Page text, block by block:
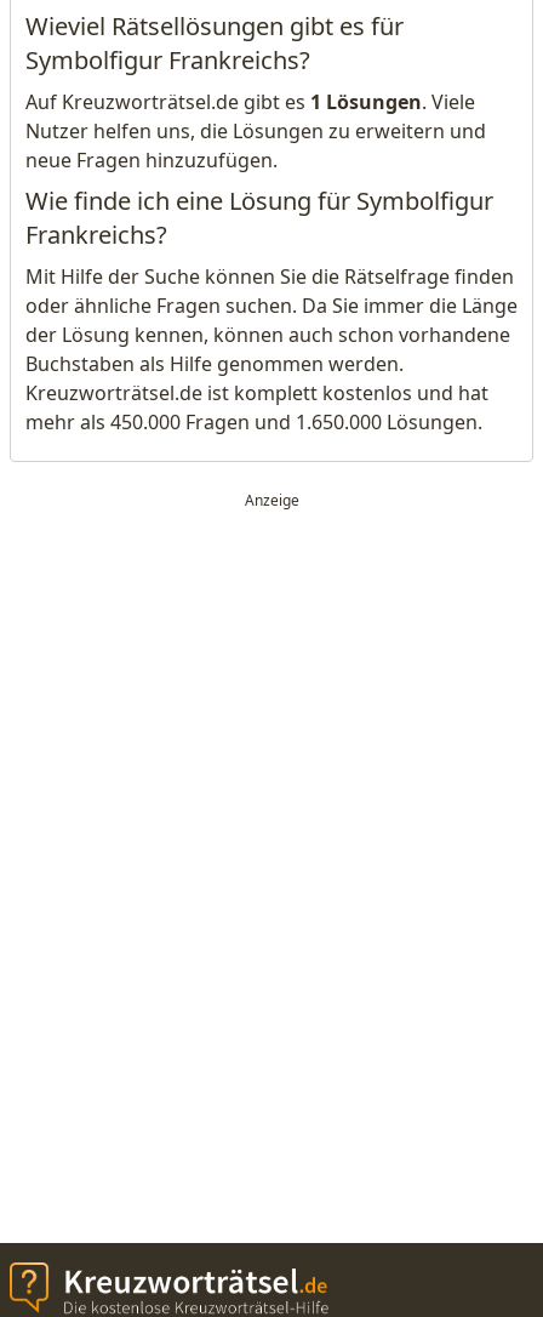
Wieviel Rätsellösungen gibt es für
Symbolfigur Frankreichs?
Auf Kreuzworträtsel.de gibt es 1 Lösungen. Viele
Nutzer helfen uns, die Lösungen zu erweitern und
neue Fragen hinzuzufügen.
Wie finde ich eine Lösung für Symbolfigur
Frankreichs?
Mit Hilfe der Suche können Sie die Rätselfrage finden
oder ähnliche Fragen suchen. Da Sie immer die Länge
der Lösung kennen, können auch schon vorhandene
Buchstaben als Hilfe genommen werden.
Kreuzworträtsel.de ist komplett kostenlos und hat
mehr als 450.000 Fragen und 1.650.000 Lösungen.